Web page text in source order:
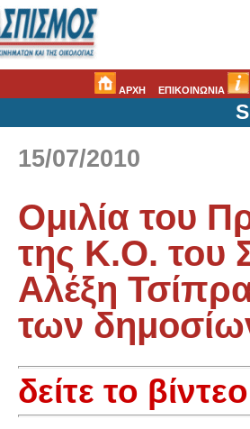
ΑΡΧΗ ΕΠΙΚΟΙΝΩΝΙΑ
15/07/2010
Ομιλία του
της Κ.Ο. του
Αλέξη
των
δείτε το βίντεο